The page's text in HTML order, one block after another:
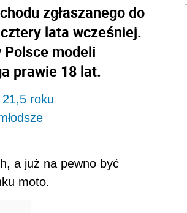
zgłaszanego do
lata wcześniej.
modeli
prawie 18 lat.
roku
a już na pewno być
moto.